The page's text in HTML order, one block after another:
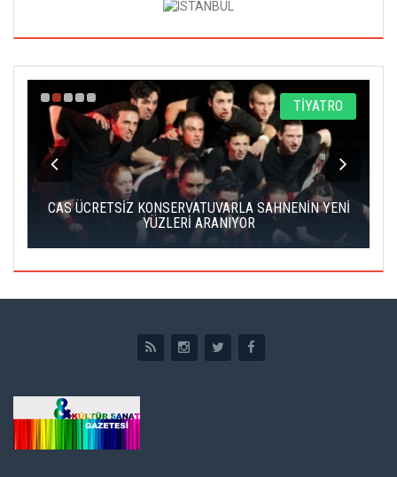
TİYATRO
CAS ÜCRETSİZ KONSERVATUVARLA SAHNENİN YENİ
YÜZLERİ ARANIYOR